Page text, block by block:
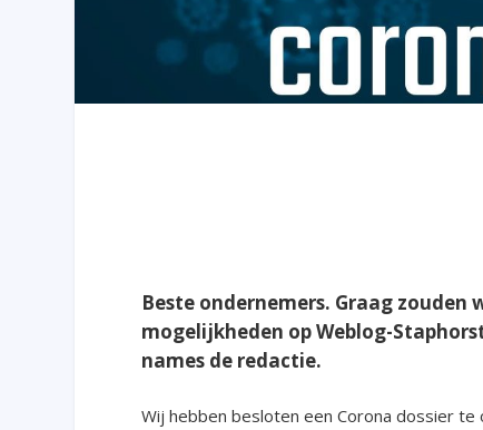
Beste ondernemers. Graag
mogelijkheden op Weblog-
names de redactie.
Wij hebben besloten een Corona dossier